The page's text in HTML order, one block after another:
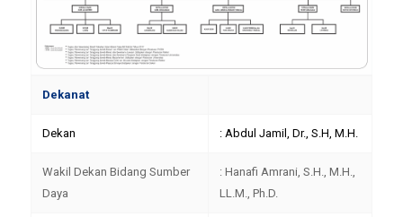
Dekanat
Dekan : Abdul Jamil, Dr., S.H, M.H.
Wakil Dekan Bidang Sumber
Daya
: Hanafi Amrani, S.H., M.H.,
LL.M., Ph.D.